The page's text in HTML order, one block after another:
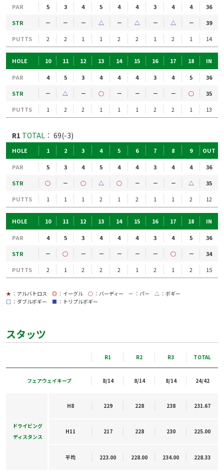
PAR 5 3 4 5 4 4 3 4 4
36
STR
－ － － △ － △ － △ －
39
PUTTS
2 2 1 1 2 2 1 2 1 14
HOLE 10 11 12 13 14 15 16 17 18 IN
PAR 4 5 3 4 4 4 3 4 5
36
STR
－ △ － ○ － － － － ○
35
PUTTS
1 2 2 1 1 1 2 2 1 13
R1 TOTAL： 69(-3)
HOLE 1 2 3 4 5 6 7 8 9 OUT
PAR 5 3 4 5 4 4 3 4 4
36
STR
○ － ○ △ ○ － － － △
35
PUTTS
1 1 1 2 1 2 1 1 2 12
HOLE 10 11 12 13 14 15 16 17 18 IN
PAR 4 5 3 4 4 4 3 4 5
36
STR
－ ○ － － － － － ○ －
34
PUTTS
2 1 2 2 2 1 2 1 2 15
★ ：アルバトロス ◎ ：イーグル ○ ：バーディー － ：パー △ ：ボギー
□ ：ダブルボギー ■ ：トリプルボギー
スタッツ
R1 R2 R3 TOTAL
フェアウェイキープ 8/14 8/14 8/14 24/42
ドライビング
ディスタンス
H8 229 228 238 231.67
H11 217 228 230 225.00
平均 223.00 228.00 234.00 228.33